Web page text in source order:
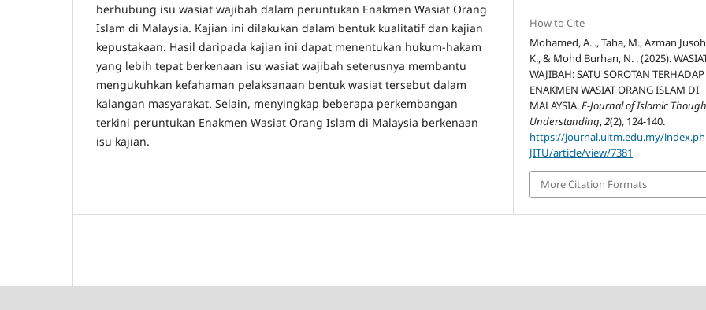
berhubung isu wasiat wajibah dalam peruntukan Enakmen Wasiat Orang
Islam di Malaysia. Kajian ini dilakukan dalam bentuk kualitatif dan kajian
kepustakaan. Hasil daripada kajian ini dapat menentukan hukum-hakam
yang lebih tepat berkenaan isu wasiat wajibah seterusnya membantu
mengukuhkan kefahaman pelaksanaan bentuk wasiat tersebut dalam
kalangan masyarakat. Selain, menyingkap beberapa perkembangan
terkini peruntukan Enakmen Wasiat Orang Islam di Malaysia berkenaan
isu kajian.
How to Cite
Mohamed, A. ., Taha, M., Azman
K., & Mohd Burhan, N. . (2025).
WAJIBAH: SATU SOROTAN TERHADAP
ENAKMEN WASIAT ORANG ISLAM DI
MALAYSIA.E-Journal of Islamic
Understanding,2(2), 124-140.
https://journal.uitm.edu.my/
JITU/article/view/7381
More Citation Formats